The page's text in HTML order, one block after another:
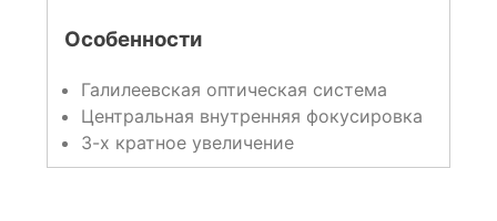
Особенности
Галилеевская оптическая система
Центральная внутренняя фокусировка
3-х кратное увеличение